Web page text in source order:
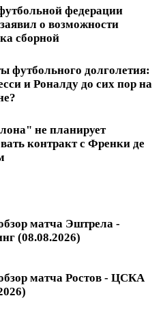
федерации
о возможности
сборной
футбольного долголетия:
и Роналду до сих пор на
не планирует
контракт с Френки де
матча Эштрела -
(08.08.2026)
матча Ростов - ЦСКА